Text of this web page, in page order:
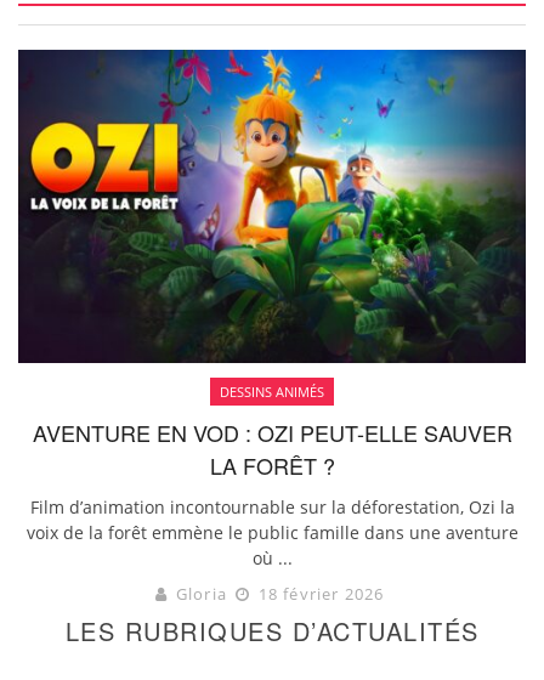
DESSINS ANIMÉS
AVENTURE EN VOD : OZI PEUT-ELLE SAUVER
LA FORÊT ?
Film d’animation incontournable sur la déforestation, Ozi la
voix de la forêt emmène le public famille dans une aventure
où ...
Gloria 18 février 2026
LES RUBRIQUES D’ACTUALITÉS